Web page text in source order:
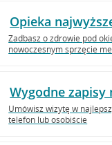
Opieka
Zadbasz o zdrowie pod
nowoczesnym sprzęcie
Wygodne zapisy
Umówisz wizytę w
telefon lub osobiście